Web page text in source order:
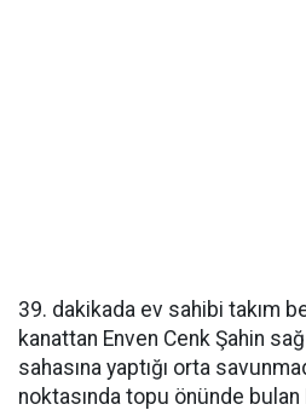
39. dakikada ev sahibi takım
kanattan Enven Cenk Şahin
sahasına yaptığı orta
noktasında topu önünde